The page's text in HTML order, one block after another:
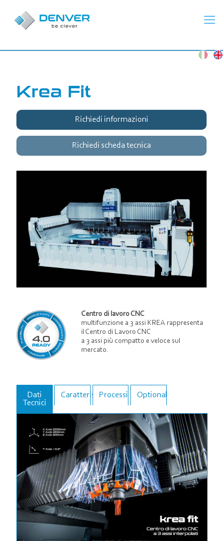
Krea Fit
Richiedi informazioni
Richiedi scheda tecnica
Centro di lavoro CNC
multifunzione a 3 assi KREA rappresenta
il Centro di Lavoro CNC
a 3 assi più compatto e veloce sul
mercato.
Dati
Tecnici
CaratteristicheProcessi Optional